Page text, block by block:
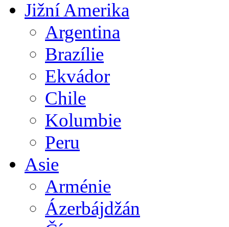
Jižní Amerika
Argentina
Brazílie
Ekvádor
Chile
Kolumbie
Peru
Asie
Arménie
Ázerbájdžán